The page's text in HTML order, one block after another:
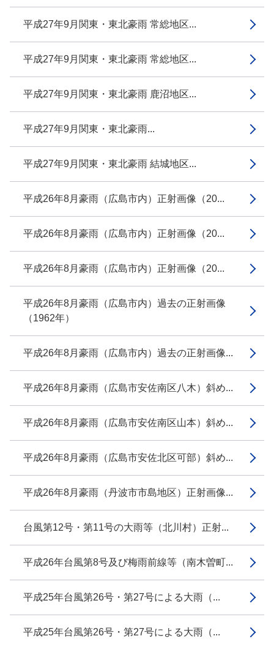
平成27年9月関東・東北豪雨 常総地区...
平成27年9月関東・東北豪雨 常総地区...
平成27年9月関東・東北豪雨 鹿沼地区...
平成27年9月関東・東北豪雨...
平成27年9月関東・東北豪雨 結城地区...
平成26年8月豪雨（広島市内）正射画像（20...
平成26年8月豪雨（広島市内）正射画像（20...
平成26年8月豪雨（広島市内）正射画像（20...
平成26年8月豪雨（広島市内）過去の正射画像
（1962年）
平成26年8月豪雨（広島市内）過去の正射画像...
平成26年8月豪雨（広島市安佐南区八木）斜め...
平成26年8月豪雨（広島市安佐南区山本）斜め...
平成26年8月豪雨（広島市安佐北区可部）斜め...
平成26年8月豪雨（丹波市市島地区）正射画像...
台風第12号・第11号の大雨等（北川村）正射...
平成26年台風第8号及び梅雨前線等（南木曽町...
平成25年台風第26号・第27号による大雨（...
平成25年台風第26号・第27号による大雨（...